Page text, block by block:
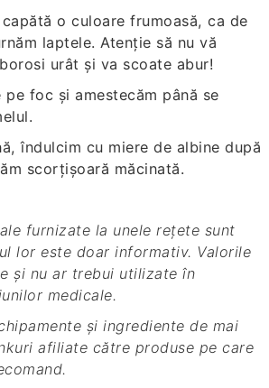
o culoare frumoasă, ca de
laptele. Atenţie să nu vă
urât şi va scoate abur!
pe foc şi amestecăm până se
îndulcim cu miere de albine după
scorţişoară măcinată.
lor este doar informativ. Valorile
și nu ar trebui utilizate în
medicale.
afiliate către produse pe care